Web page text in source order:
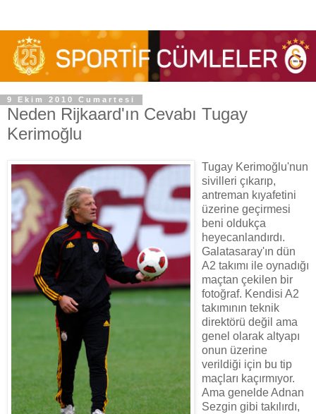
9 Ekim 2010 Cumartesi
Neden Rijkaard'ın Cevabı Tugay
Kerimoğlu
Tugay Kerimoğlu'nun
sivilleri çıkarıp,
antreman kıyafetini
üzerine geçirmesi
beni oldukça
heyecanlandırdı.
Galatasaray'ın dün
A2 takımı ile oynadığı
maçtan çekilen bir
fotoğraf. Kendisi A2
takımının teknik
direktörü değil ama
genel olarak altyapı
onun üzerine
verildiği için bu tip
maçları kaçırmıyor.
Ama genelde Adnan
Sezgin gibi takılırdı,